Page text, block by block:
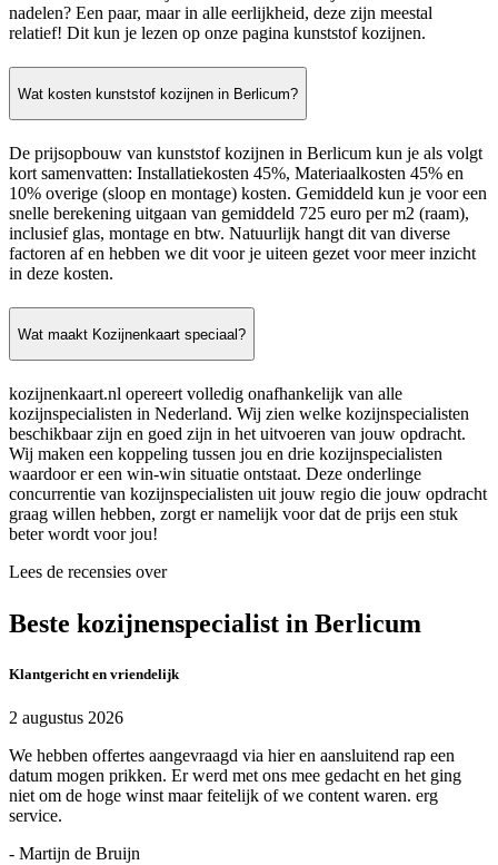
nadelen? Een paar, maar in alle eerlijkheid, deze zijn meestal
relatief! Dit kun je lezen op onze pagina kunststof kozijnen.
Wat kosten kunststof kozijnen in Berlicum?
De prijsopbouw van kunststof kozijnen in Berlicum kun je als volgt
kort samenvatten: Installatiekosten 45%, Materiaalkosten 45% en
10% overige (sloop en montage) kosten. Gemiddeld kun je voor een
snelle berekening uitgaan van gemiddeld 725 euro per m2 (raam),
inclusief glas, montage en btw. Natuurlijk hangt dit van diverse
factoren af en hebben we dit voor je uiteen gezet voor meer inzicht
in deze kosten.
Wat maakt Kozijnenkaart speciaal?
kozijnenkaart.nl opereert volledig onafhankelijk van alle
kozijnspecialisten in Nederland. Wij zien welke kozijnspecialisten
beschikbaar zijn en goed zijn in het uitvoeren van jouw opdracht.
Wij maken een koppeling tussen jou en drie kozijnspecialisten
waardoor er een win-win situatie ontstaat. Deze onderlinge
concurrentie van kozijnspecialisten uit jouw regio die jouw opdracht
graag willen hebben, zorgt er namelijk voor dat de prijs een stuk
beter wordt voor jou!
Lees de recensies over
Beste kozijnenspecialist in Berlicum
Klantgericht en vriendelijk
2 augustus 2026
We hebben offertes aangevraagd via hier en aansluitend rap een
datum mogen prikken. Er werd met ons mee gedacht en het ging
niet om de hoge winst maar feitelijk of we content waren. erg
service.
- Martijn de Bruijn